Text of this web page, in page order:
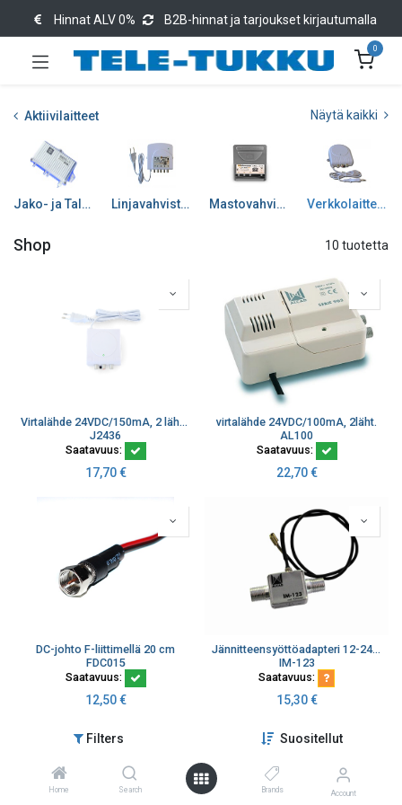
Filters Suositellut
Home Search Brands Account
Hinnat ALV 0% B2B-hinnat ja tarjoukset kirjautumalla
0
Aktiivilaitteet Näytä kaikki
Jako- ja Talovahvistimet Linjavahvistimet Mastovahvistimet Verkkolaitteet/Jän. syöt
Shop 10 tuotetta
Virtalähde 24VDC/150mA, 2 läht. seinä- tai DIN-kiskokiinnitys
J2436
Saatavuus:
17,70€
virtalähde 24VDC/100mA, 2läht.
AL100
Saatavuus:
22,70€
DC-johto F-liittimellä 20 cm
FDC015
Saatavuus:
12,50€
Jännitteensyöttöadapteri 12-24 VDC
IM-123
Saatavuus:
15,30€